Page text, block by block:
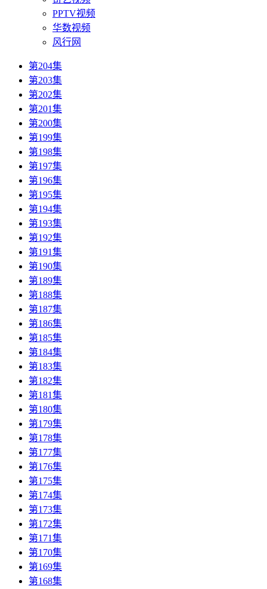
PPTV视频
华数视频
风行网
第204集
第203集
第202集
第201集
第200集
第199集
第198集
第197集
第196集
第195集
第194集
第193集
第192集
第191集
第190集
第189集
第188集
第187集
第186集
第185集
第184集
第183集
第182集
第181集
第180集
第179集
第178集
第177集
第176集
第175集
第174集
第173集
第172集
第171集
第170集
第169集
第168集